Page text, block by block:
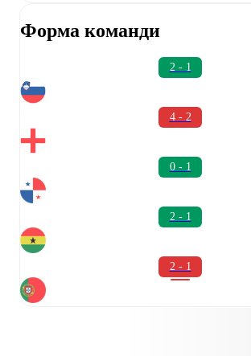
Форма команди
2 - 1
4 - 2
0 - 1
2 - 1
2 - 1